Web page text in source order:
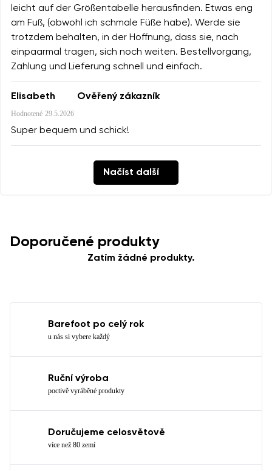
leicht auf der Größentabelle herausfinden. Etwas eng
am Fuß, (obwohl ich schmale Füße habe). Werde sie
trotzdem behalten, in der Hoffnung, dass sie, nach
einpaarmal tragen, sich noch weiten. Bestellvorgang,
Zahlung und Lieferung schnell und einfach.
Elisabeth Ověřený zákazník
Hodnotené 29.5.2026
Super bequem und schick!
Načíst další
Doporučené produkty
Zatím žádné produkty.
Barefoot po celý rok
u nás si vybere každý
Ruční výroba
poctivě vyráběné produkty
Doručujeme celosvětově
více než 80 zemí